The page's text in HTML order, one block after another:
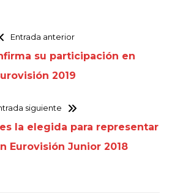
Entrada anterior
su participación en
2019
siguiente
la elegida para representar
Eurovisión Junior 2018